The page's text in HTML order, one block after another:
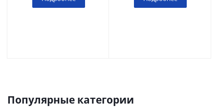
Популярные категории